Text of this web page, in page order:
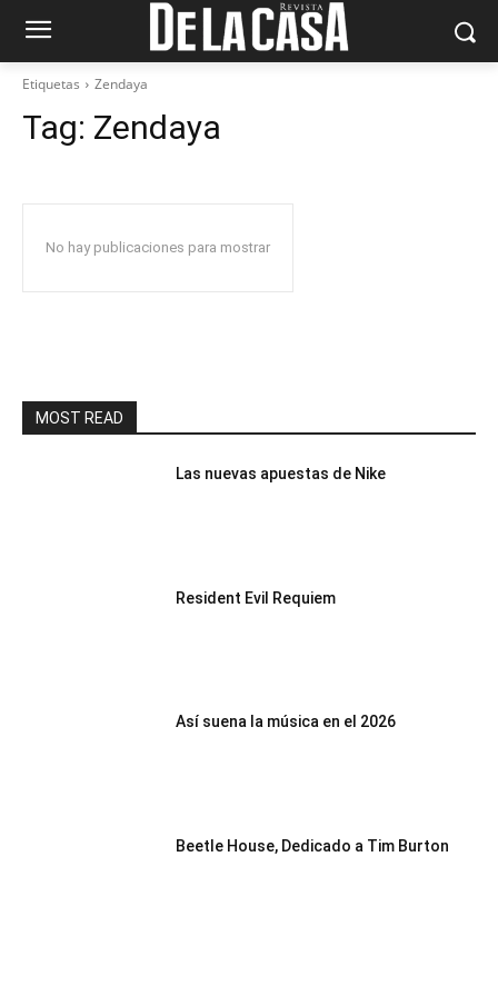
Etiquetas Zendaya
Tag: Zendaya
No hay publicaciones para mostrar
MOST READ
Las nuevas apuestas de Nike
Resident Evil Requiem
Así suena la música en el 2026
Beetle House, Dedicado a Tim Burton